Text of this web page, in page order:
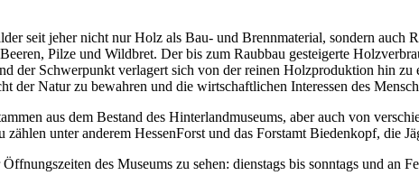
seit jeher nicht nur Holz als Bau- und Brennmaterial, sondern
Pilze und Wildbret. Der bis zum Raubbau gesteigerte
der Schwerpunkt verlagert sich von der reinen Holzproduktion hin
der Natur zu bewahren und die wirtschaftlichen Interessen des
aus dem Bestand des Hinterlandmuseums, aber auch von
zählen unter anderem HessenForst und das Forstamt Biedenkopf,
des Museums zu sehen: dienstags bis sonntags und